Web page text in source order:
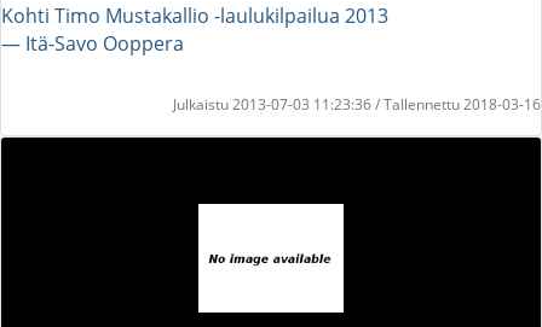
Kohti Timo Mustakallio -laulukilpailua 2013
― Itä-Savo Ooppera
Julkaistu 2013-07-03 11:23:36 / Tallennettu 2018-03-16